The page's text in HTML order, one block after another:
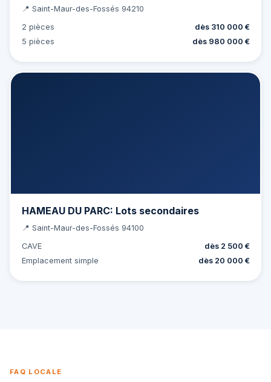
📍 Saint-Maur-des-Fossés 94210
2 pièces
dès 310 000 €
5 pièces
dès 980 000 €
HAMEAU DU PARC: Lots secondaires
📍 Saint-Maur-des-Fossés 94100
CAVE
dès 2 500 €
Emplacement simple
dès 20 000 €
FAQ LOCALE